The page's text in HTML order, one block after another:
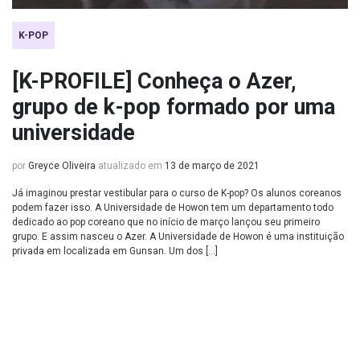
K-POP
[K-PROFILE] Conheça o Azer,
grupo de k-pop formado por uma
universidade
por Greyce Oliveira atualizado em 13 de março de 2021
Já imaginou prestar vestibular para o curso de K-pop? Os alunos coreanos
podem fazer isso. A Universidade de Howon tem um departamento todo
dedicado ao pop coreano que no início de março lançou seu primeiro
grupo. E assim nasceu o Azer. A Universidade de Howon é uma instituição
privada em localizada em Gunsan. Um dos […]